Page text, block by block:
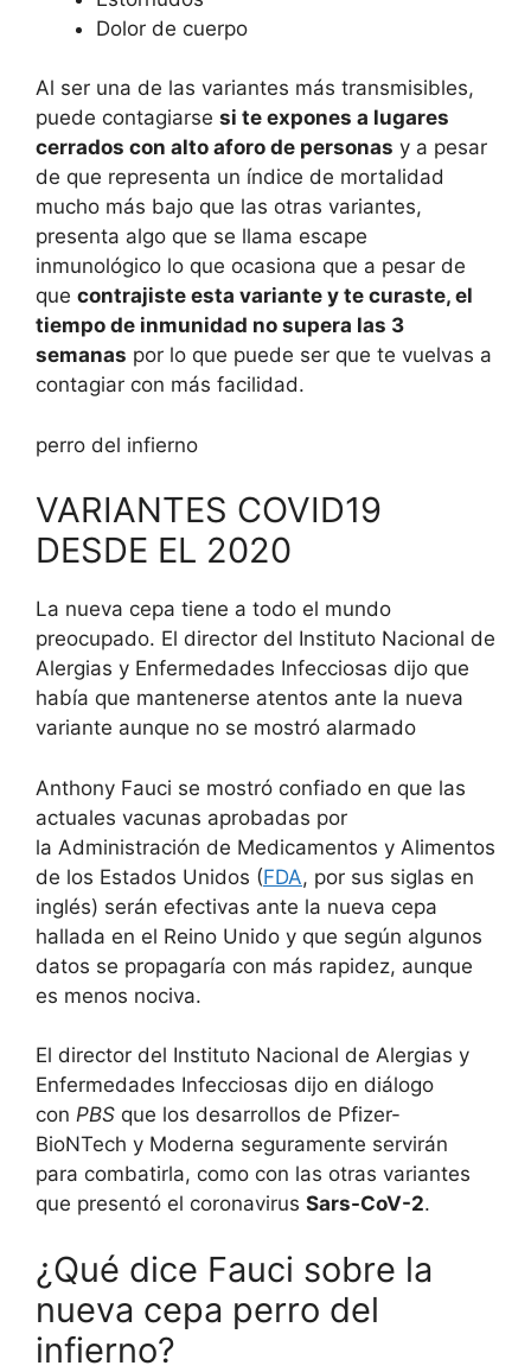
Dolor de cuerpo
Al ser una de las variantes más transmisibles,
puede contagiarse si te expones a lugares
cerrados con alto aforo de personas y a pesar
de que representa un índice de mortalidad
mucho más bajo que las otras variantes,
presenta algo que se llama escape
inmunológico lo que ocasiona que a pesar de
que contrajiste esta variante y te curaste, el
tiempo de inmunidad no supera las 3
semanas por lo que puede ser que te vuelvas a
contagiar con más facilidad.
perro del infierno
VARIANTES COVID19
DESDE EL 2020
La nueva cepa tiene a todo el mundo
preocupado. El director del Instituto Nacional de
Alergias y Enfermedades Infecciosas dijo que
había que mantenerse atentos ante la nueva
variante aunque no se mostró alarmado
Anthony Fauci se mostró confiado en que las
actuales vacunas aprobadas por
la Administración de Medicamentos y Alimentos
de los Estados Unidos (FDA, por sus siglas en
inglés) serán efectivas ante la nueva cepa
hallada en el Reino Unido y que según algunos
datos se propagaría con más rapidez, aunque
es menos nociva.
El director del Instituto Nacional de Alergias y
Enfermedades Infecciosas dijo en diálogo
con PBS que los desarrollos de Pfizer-
BioNTech y Moderna seguramente servirán
para combatirla, como con las otras variantes
que presentó el coronavirus Sars-CoV-2.
¿Qué dice Fauci sobre la
nueva cepa perro del
infierno?